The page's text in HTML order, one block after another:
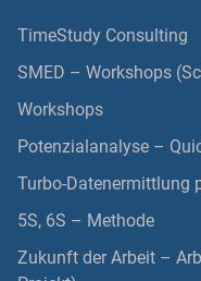
TimeStudy Consulting
SMED – Workshops
Workshops
Potenzialanalyse –
Turbo-Datenermittlung
5S, 6S – Methode
Zukunft der Arbeit –